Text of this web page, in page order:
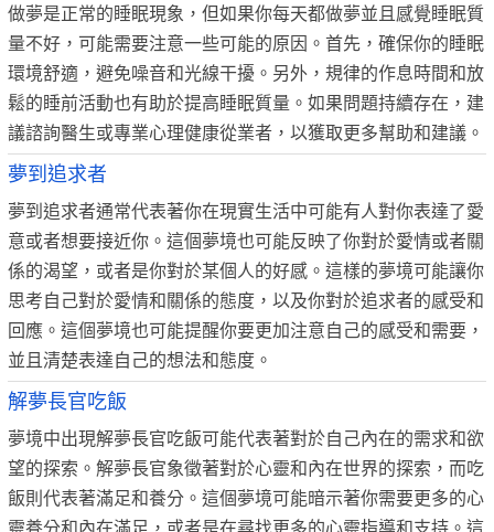
做夢是正常的睡眠現象，但如果你每天都做夢並且感覺睡眠質
量不好，可能需要注意一些可能的原因。首先，確保你的睡眠
環境舒適，避免噪音和光線干擾。另外，規律的作息時間和放
鬆的睡前活動也有助於提高睡眠質量。如果問題持續存在，建
議諮詢醫生或專業心理健康從業者，以獲取更多幫助和建議。
夢到追求者
夢到追求者通常代表著你在現實生活中可能有人對你表達了愛
意或者想要接近你。這個夢境也可能反映了你對於愛情或者關
係的渴望，或者是你對於某個人的好感。這樣的夢境可能讓你
思考自己對於愛情和關係的態度，以及你對於追求者的感受和
回應。這個夢境也可能提醒你要更加注意自己的感受和需要，
並且清楚表達自己的想法和態度。
解夢長官吃飯
夢境中出現解夢長官吃飯可能代表著對於自己內在的需求和欲
望的探索。解夢長官象徵著對於心靈和內在世界的探索，而吃
飯則代表著滿足和養分。這個夢境可能暗示著你需要更多的心
靈養分和內在滿足，或者是在尋找更多的心靈指導和支持。這